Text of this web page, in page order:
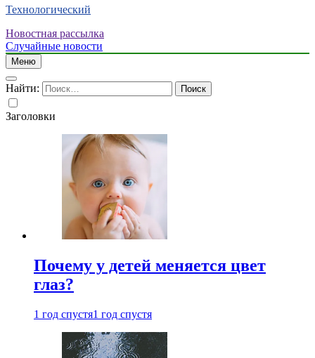
Технологический
Новостная рассылка
Случайные новости
Меню
Найти:
Заголовки
Почему у детей меняется цвет
глаз?
1 год спустя1 год спустя